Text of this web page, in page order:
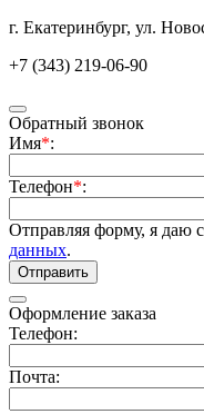
г. Екатеринбург, ул.
+7 (343) 219-06-90
Обратный звонок
Имя*:
Телефон*:
Отправляя форму, я даю
данных.
Отправить
Оформление заказа
Телефон:
Почта: